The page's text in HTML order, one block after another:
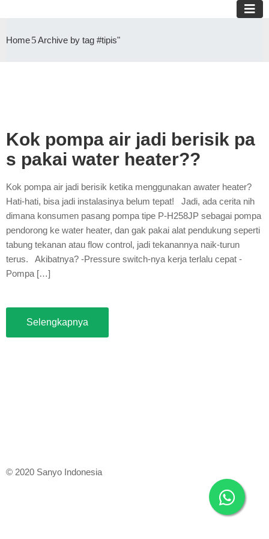
Home Archive by tag #tipis"
Kok pompa air jadi berisik pa
s pakai water heater??
Kok pompa air jadi berisik ketika menggunakan awater heater?
Hati-hati, bisa jadi instalasinya belum tepat! Jadi, ada cerita nih
dimana konsumen pasang pompa tipe P-H258JP sebagai pompa
pendorong ke water heater, dan gak pakai alat pendukung seperti
tabung tekanan atau flow control, jadi tekanannya naik-turun
terus. Akibatnya? -Pressure switch-nya kerja terlalu cepat -
Pompa […]
Selengkapnya
© 2020 Sanyo Indonesia